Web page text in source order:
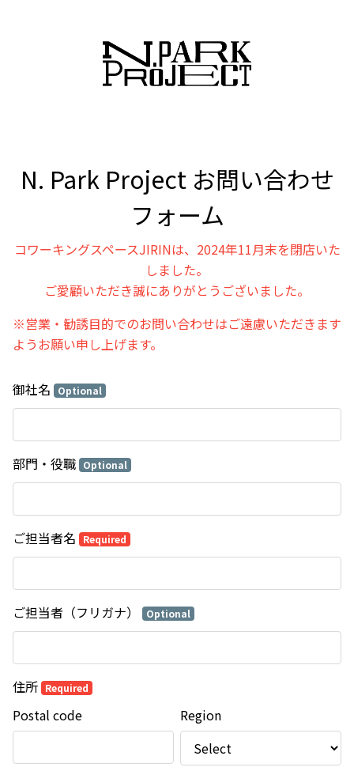
N. Park Project お問い合わせ
フォーム
コワーキングスペースJIRINは、2024年11月末を閉店いた
しました。
ご愛顧いただき誠にありがとうございました。
※営業・勧誘目的でのお問い合わせはご遠慮いただきます
ようお願い申し上げます。
御社名 Optional
部門・役職 Optional
ご担当者名 Required
ご担当者（フリガナ） Optional
住所 Required
Postal code Region